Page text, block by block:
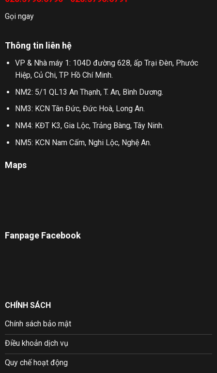
Gọi ngay
Thông tin liên hệ
VP & Nhà máy 1: 104D đường 628, ấp Trại Đèn, Phước
Hiệp, Củ Chi, TP Hồ Chí Minh.
NM2: 5/1 QL13 An Thạnh, T. An, Bình Dương.
NM3: KCN Tân Đức, Đức Hoà, Long An.
NM4: KĐT K3, Gia Lộc, Trảng Bàng, Tây Ninh.
NM5: KCN Nam Cấm, Nghi Lộc, Nghệ An.
Maps
Fanpage Facebook
CHÍNH SÁCH
Chính sách bảo mật
Điều khoản dịch vụ
Quy chế hoạt động